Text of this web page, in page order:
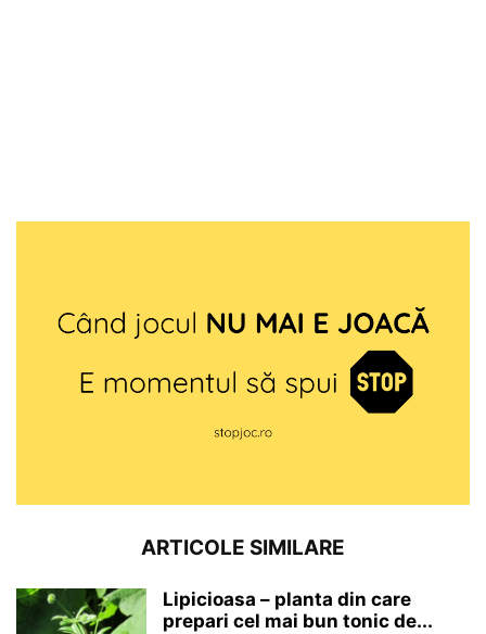
ARTICOLE SIMILARE
Lipicioasa – planta din care
prepari cel mai bun tonic de...